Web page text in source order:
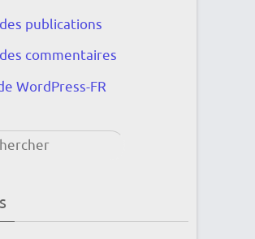
publications
commentaires
WordPress-FR